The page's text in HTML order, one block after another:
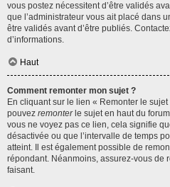
vous postez nécessitent d’être validés
que l’administrateur vous ait placé dans
être validés avant d’être publiés.
d’informations.
Haut
Comment remonter mon sujet ?
En cliquant sur le lien « Remonter le
pouvez remonterle sujet en haut du
vous ne voyez pas ce lien, cela signifie
désactivée ou que l’intervalle de temps
atteint. Il est également possible de
répondant. Néanmoins, assurez-vous de
faisant.